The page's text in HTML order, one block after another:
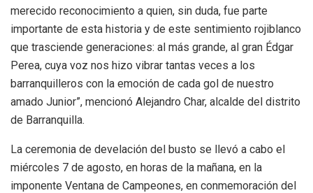
merecido reconocimiento a quien, sin duda, fue parte
importante de esta historia y de este sentimiento rojiblanco
que trasciende generaciones: al más grande, al gran Édgar
Perea, cuya voz nos hizo vibrar tantas veces a los
barranquilleros con la emoción de cada gol de nuestro
amado Junior”, mencionó Alejandro Char, alcalde del distrito
de Barranquilla.
La ceremonia de develación del busto se llevó a cabo el
miércoles 7 de agosto, en horas de la mañana, en la
imponente Ventana de Campeones, en conmemoración del